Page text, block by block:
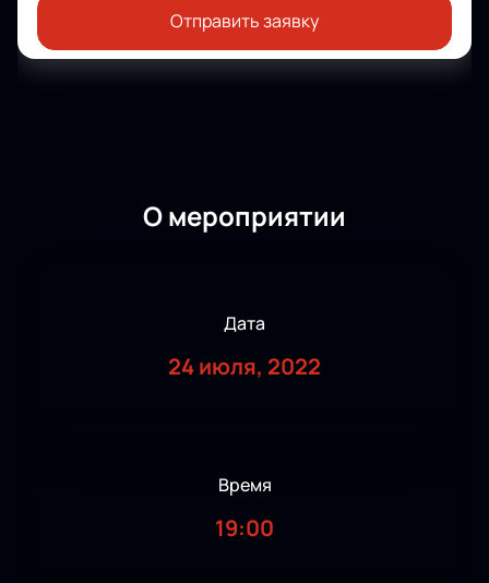
Отправить заявку
О мероприятии
Дата
24 июля, 2022
Время
19:00